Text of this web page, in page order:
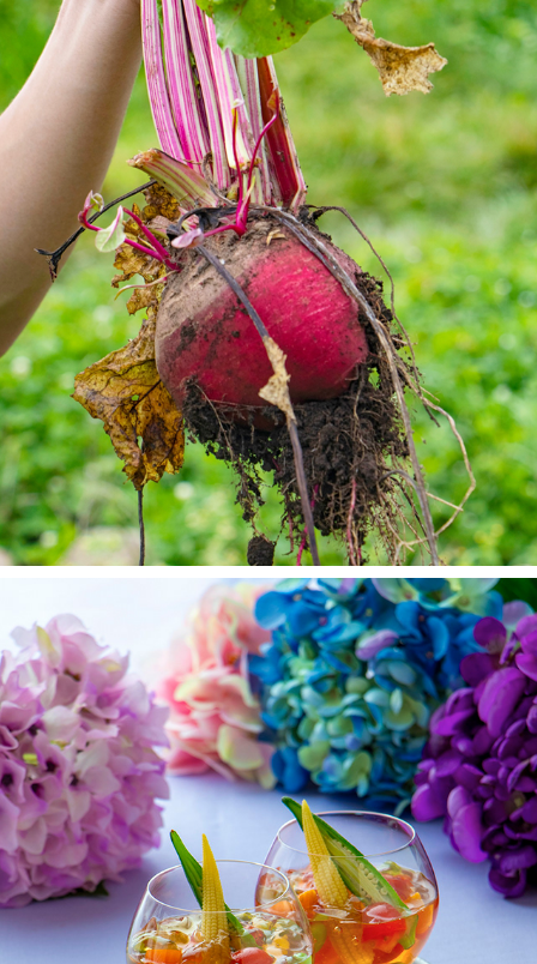
VEGETABLE PHOTO
2021
旬レシピ
2025